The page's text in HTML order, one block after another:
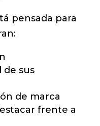
pensada para
de sus
de marca
frente a